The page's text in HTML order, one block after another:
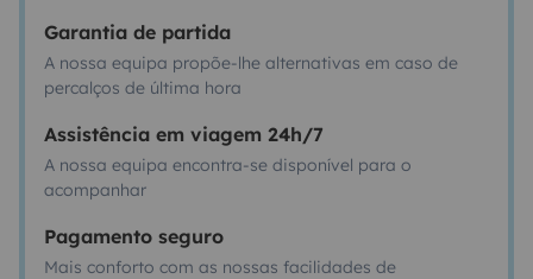
Garantia de partida
A nossa equipa propõe-lhe alternativas em caso de
percalços de última hora
Assistência em viagem 24h/7
A nossa equipa encontra-se disponível para o
acompanhar
Pagamento seguro
Mais conforto com as nossas facilidades de